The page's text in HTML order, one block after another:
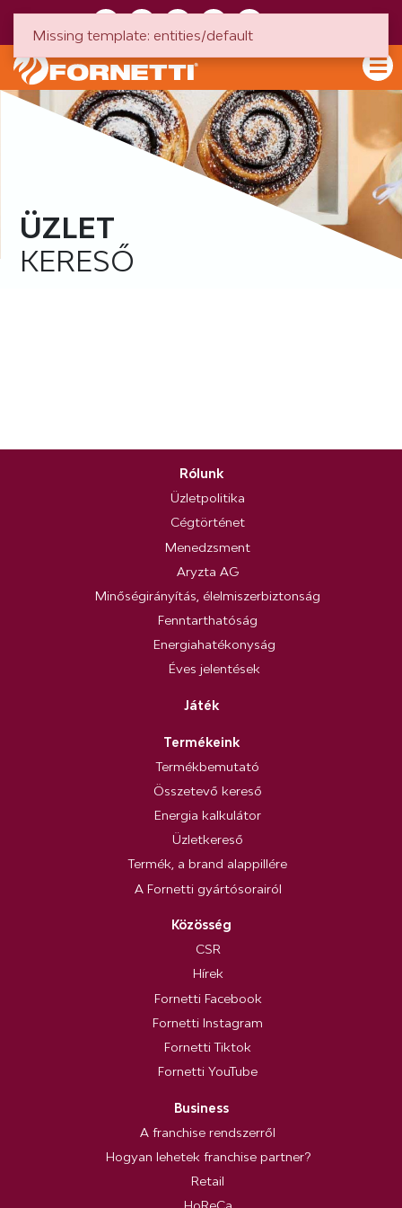
ÜZLET
KERESŐ
Rólunk
Üzletpolitika
Cégtörténet
Menedzsment
Aryzta AG
Minőségirányítás, élelmiszerbiztonság
Fenntarthatóság
Energiahatékonyság
Éves jelentések
Játék
Termékeink
Termékbemutató
Összetevő kereső
Energia kalkulátor
Üzletkereső
Termék, a brand alappillére
A Fornetti gyártósorairól
Közösség
CSR
Hírek
Fornetti Facebook
Fornetti Instagram
Fornetti Tiktok
Fornetti YouTube
Business
A franchise rendszerről
Hogyan lehetek franchise partner?
Retail
Missing template: entities/default